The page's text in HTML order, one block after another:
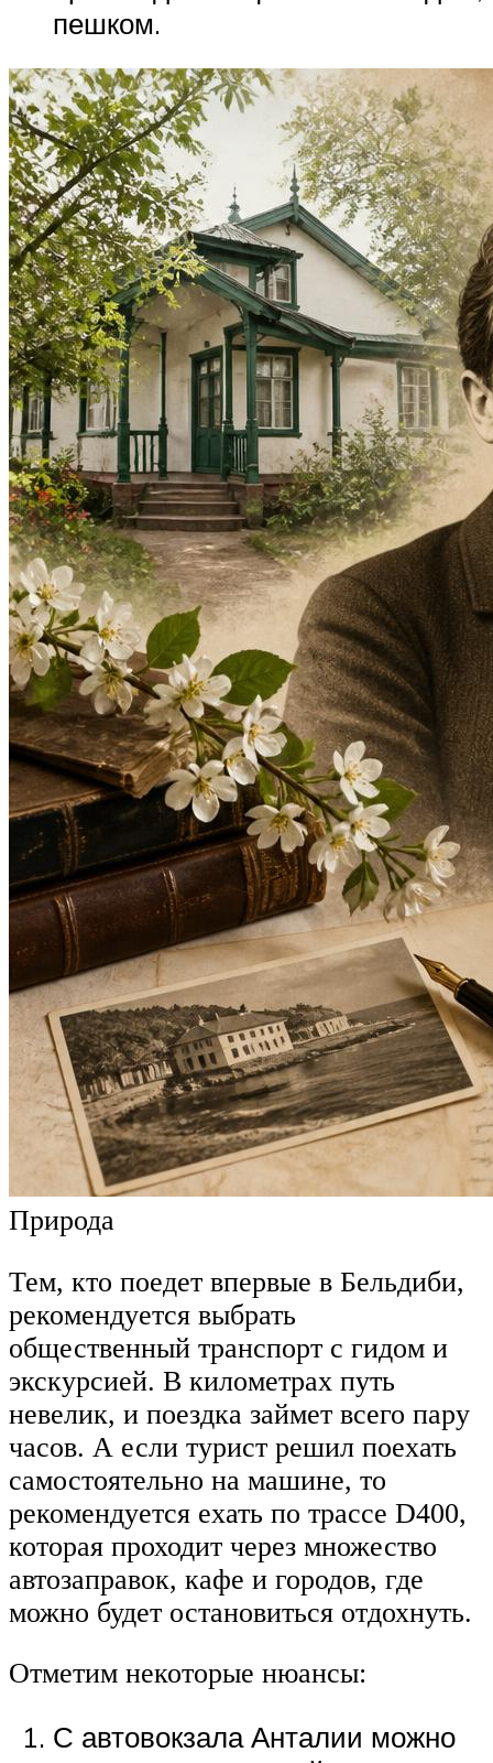
пешком.
Природа
Тем, кто поедет впервые в Бельдиби,
рекомендуется выбрать
общественный транспорт с гидом и
экскурсией. В километрах путь
невелик, и поездка займет всего пару
часов. А если турист решил поехать
самостоятельно на машине, то
рекомендуется ехать по трассе D400,
которая проходит через множество
автозаправок, кафе и городов, где
можно будет остановиться отдохнуть.
Отметим некоторые нюансы:
С автовокзала Анталии можно